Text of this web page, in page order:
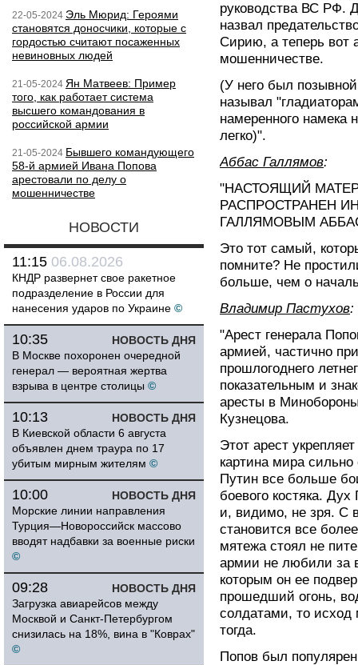
22-05-2024 Эль Мюрид: Героями
становятся доносчики, которые с
гордостью считают посаженных
невиновных людей
21-05-2024 Ян Матвеев: Пример
того, как работает система
высшего командования в
российской армии
21-05-2024 Бывшего командующего
58-й армией Ивана Попова
арестовали по делу о
мошенничестве
НОВОСТИ
11:15 06.08.2026
КНДР развернет свое ракетное
подразделение в России для
нанесения ударов по Украине ©
НОВОСТЬ ДНЯ
10:35
В Москве похоронен очередной
генерал — вероятная жертва
взрыва в центре столицы ©
НОВОСТЬ ДНЯ
10:13
В Киевской области 6 августа
объявлен днем траура по 17
убитым мирным жителям ©
НОВОСТЬ ДНЯ
10:00
Морские линии направления
Турция—Новороссийск массово
вводят надбавки за военные риски
©
НОВОСТЬ ДНЯ
09:28
Загрузка авиарейсов между
Москвой и Санкт-Петербургом
снизилась на 18%, вина в "Коврах"
©
руководства ВС РФ.
назвал
Сирию, а теперь вот
мошенничестве.
(У него был
называл
намеренного намека
легко)".
Аббас Галлямов:
"НАСТОЯЩИЙ
РАСПРОСТРАНЕН
ГАЛЛЯМОВЫМ
Это тот самый,
помните? Не
больше, чем о
Владимир Пастухов:
"Арест генерала
армией, частично
прошлогоднего
показательным и
аресты в
Кузнецова.
Этот арест
картина мира
Путин все больше
боевого костяка.
и, видимо, не зря. С
становится все
мятежа стоял не
армии не любили за
которым он ее
прошедший огонь,
солдатами, то
тогда.
Попов был